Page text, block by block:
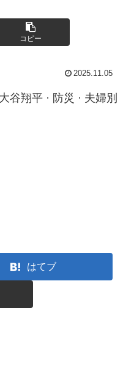
コピー
2025.11.05
谷翔平 · 防災 · 夫婦別
はてブ